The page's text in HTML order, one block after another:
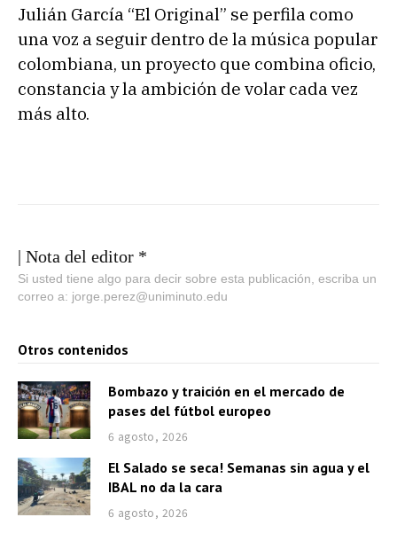
Julián García “El Original” se perfila como
una voz a seguir dentro de la música popular
colombiana, un proyecto que combina oficio,
constancia y la ambición de volar cada vez
más alto.
| Nota del editor *
Si usted tiene algo para decir sobre esta publicación, escriba un
correo a: jorge.perez@uniminuto.edu
Otros contenidos
Bombazo y traición en el mercado de
pases del fútbol europeo
6 agosto, 2026
El Salado se seca! Semanas sin agua y el
IBAL no da la cara
6 agosto, 2026